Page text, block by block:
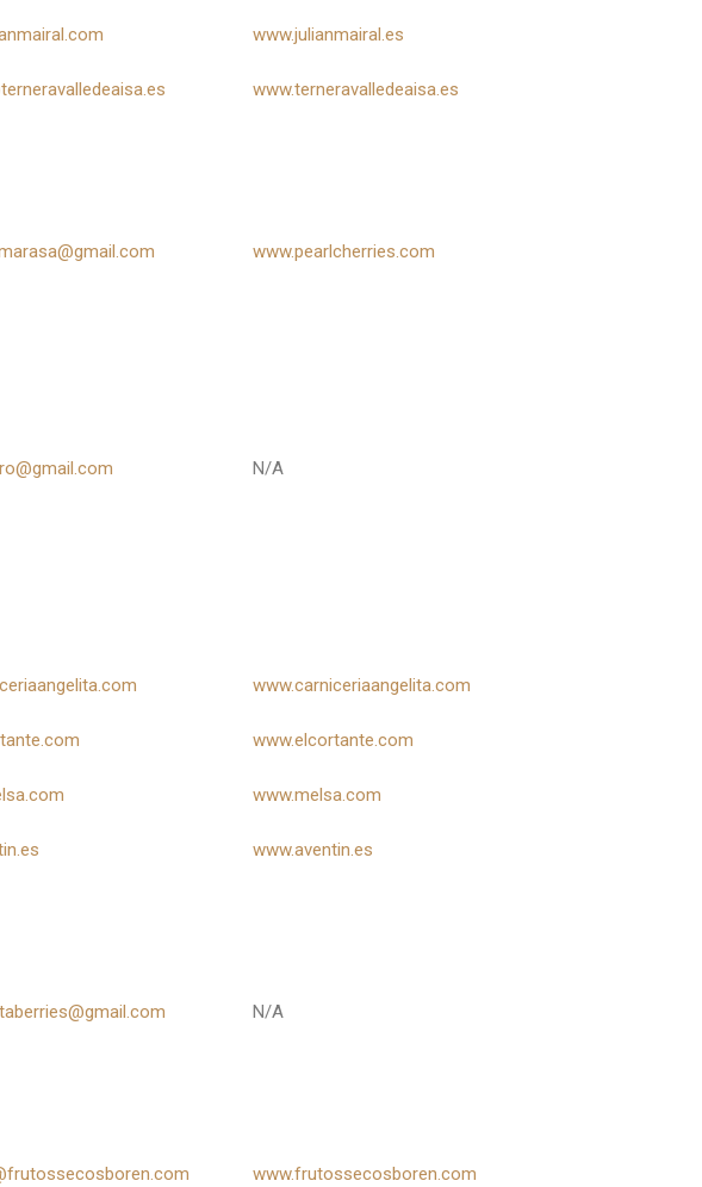
www.julianmairal.es
www.terneravalledeaisa.es
www.pearlcherries.com
N/A
www.carniceriaangelita.com
www.elcortante.com
www.melsa.com
www.aventin.es
N/A
www.frutossecosboren.com